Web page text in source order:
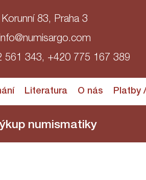
Korunní 83, Praha 3
561 343, +420 775 167 389
Literatura O nás Platby
numismatiky